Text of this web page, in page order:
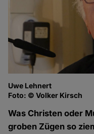
Uwe Lehnert
Foto: © Volker Kirsch
Was Christen oder
groben Zügen so